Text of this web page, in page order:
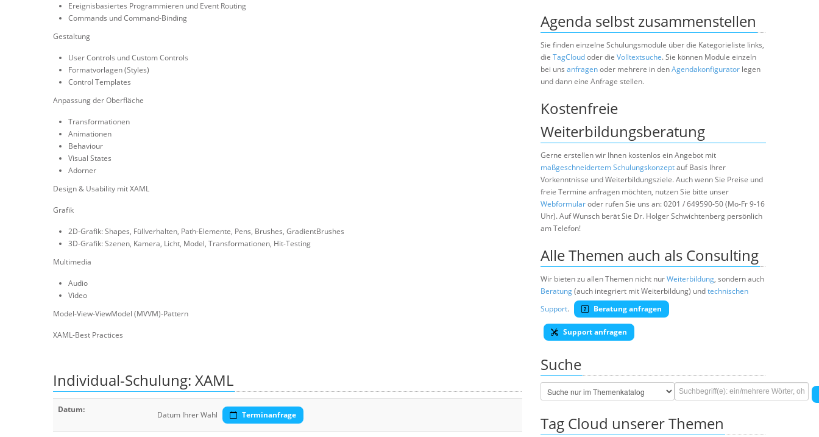
Ereignisbasiertes Programmieren und Event Routing
Commands und Command-Binding
Gestaltung
User Controls und Custom Controls
Formatvorlagen (Styles)
Control Templates
Anpassung der Oberfläche
Transformationen
Animationen
Behaviour
Visual States
Adorner
Design & Usability mit XAML
Grafik
2D-Grafik: Shapes, Füllverhalten, Path-Elemente, Pens, Brushes, GradientBrushes
3D-Grafik: Szenen, Kamera, Licht, Model, Transformationen, Hit-Testing
Multimedia
Audio
Video
Model-View-ViewModel (MVVM)-Pattern
XAML-Best Practices
Individual-Schulung: XAML
Datum:
Datum Ihrer Wahl Terminanfrage
Agenda selbst zusammenstellen
Sie finden einzelne Schulungsmodule über die Kategorieliste links,
die TagCloudoder die Volltextsuche. Sie können Module einzeln
bei uns anfragenoder mehrere in denAgendakonfigurator legen
und dann eine Anfrage stellen.
Kostenfreie
Weiterbildungsberatung
Gerne erstellen wir Ihnen kostenlos ein Angebot mit
maßgeschneidertem Schulungskonzeptauf Basis Ihrer
Vorkenntnisse und Weiterbildungsziele. Auch wenn Sie Preise und
freie Termine anfragen möchten, nutzen Sie bitte unser
Webformularoder rufen Sie uns an: 0201 / 649590-50 (Mo-Fr 9-16
Uhr). Auf Wunsch berät Sie Dr. Holger Schwichtenberg persönlich
am Telefon!
Alle Themen auch als Consulting
Wir bieten zu allen Themen nicht nurWeiterbildung, sondern auch
Beratung(auch integriert mit Weiterbildung) undtechnischen
Support. Beratung anfragen
Support anfragen
Suche
Tag Cloud unserer Themen